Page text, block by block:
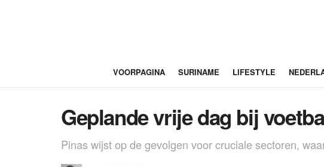
VOORPAGINA SURINAME LIFESTYLE
Geplande vrije dag bij
Pinas wijst op de gevolgen voor cruciale sectoren,